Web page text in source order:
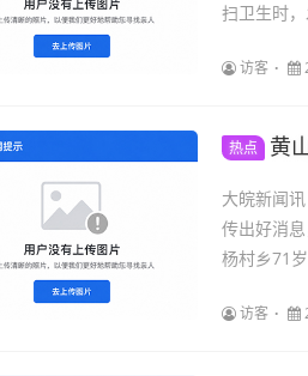
扫卫生时
访客
热点 黄
大皖新闻
传出好消
杨村乡71
访客